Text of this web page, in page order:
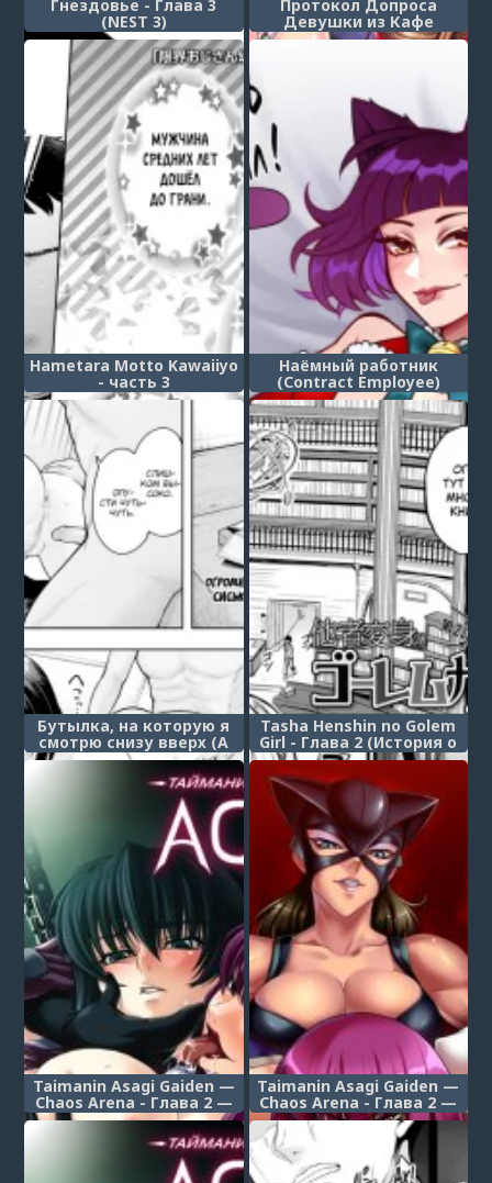
Гнездовье - Глава 3
(NEST 3)
Протокол Допроса
Девушки из Кафе
«Лико-рико», Нисикиги
Chisato Jinmon Chousho)
Hametara Motto Kawaiiyo
- часть 3
Наёмный работник
(Contract Employee)
Бутылка, на которую я
смотрю снизу вверх (A
Bottle I Look Up At)
Tasha Henshin no Golem
Girl - Глава 2 (История о
различных
превращениях девушки-
голема)
Taimanin Asagi Gaiden —
Chaos Arena - Глава 2 —
Поезд адского разврата
— часть 4 (Taimanin
Asagi Gaiden ~ Chaos
Arena Hen ~)
Taimanin Asagi Gaiden —
Chaos Arena - Глава 2 —
Поезд адского разврата
— часть 5 (Taimanin
Asagi Gaiden ~ Chaos
Arena Hen ~)